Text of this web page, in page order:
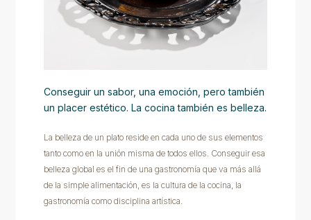
Conseguir un sabor, una emoción, pero también
un placer estético. La cocina también es belleza.
La belleza de un plato reside en cada uno de sus elementos
tanto como en la unión misma de todos ellos. Conseguir esa
belleza global es el fin de una gastronomía que va más allá
de la simple alimentación, es la cultura de la cocina, la
gastronomía como disciplina artística.